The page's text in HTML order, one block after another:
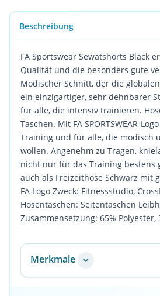
Beschreibung
FA Sportswear Sewatshorts Black
Qualität und die besonders gute
Modischer Schnitt, der die
ein einzigartiger, sehr dehnbarer
für alle, die intensiv trainieren.
Taschen. Mit FA SPORTSWEAR-
Training und für alle, die modisch
wollen. Angenehm zu Tragen,
nicht nur für das Training bestens
auch als Freizeithose Schwarz mit
FA Logo Zweck: Fitnessstudio,
Hosentaschen: Seitentaschen
Zusammensetzung: 65% Polyester,
Merkmale